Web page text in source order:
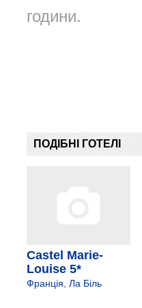
години.
ПОДІБНІ ГОТЕЛІ
Castel Marie-
Louise 5*
Франція Ла Біль